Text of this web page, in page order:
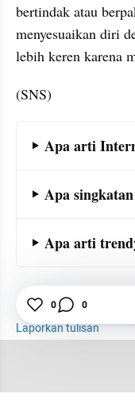
bertindak atau
menyesuaikan diri
lebih keren karena
(SNS)
Apa arti
Apa
Apa arti
Instagramable
Laporkan tulisan
0 0